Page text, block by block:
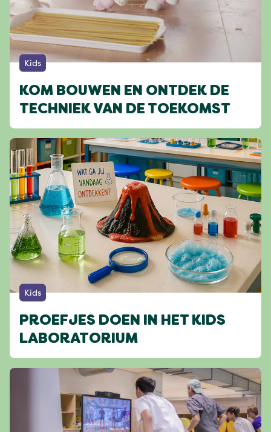
Kids
KOM BOUWEN EN ONTDEK DE
TECHNIEK VAN DE TOEKOMST
Kids
PROEFJES DOEN IN HET KIDS
LABORATORIUM